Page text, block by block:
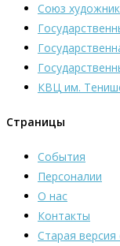
Союз
КВЦ им.
Страницы
События
Персоналии
О нас
Контакты
Старая версия